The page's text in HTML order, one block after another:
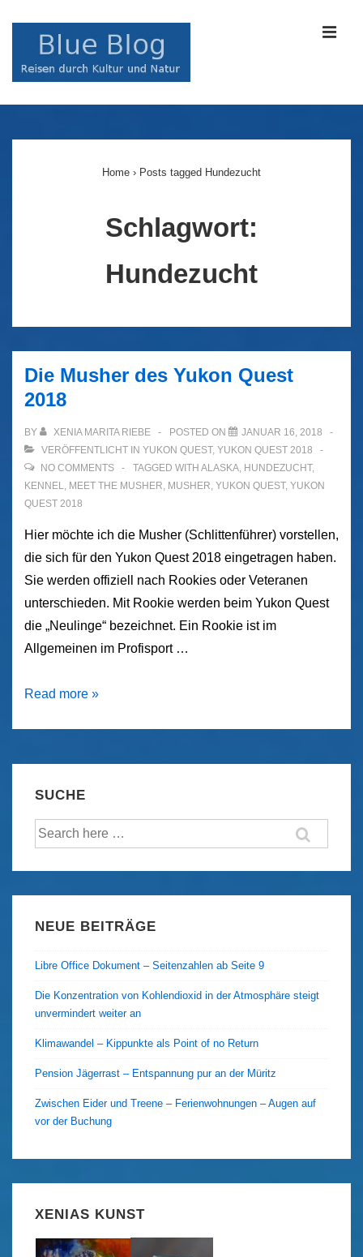
Navigation
Home › Posts tagged Hundezucht
Schlagwort:
Hundezucht
Die Musher des Yukon Quest
2018
BY XENIA MARITA RIEBE POSTED ON
JANUAR 16, 2018
VERÖFFENTLICHT IN YUKON QUEST, YUKON QUEST 2018
NO COMMENTS
TAGGED WITH ALASKA, HUNDEZUCHT,
KENNEL, MEET THE MUSHER, MUSHER, YUKON QUEST, YUKON
QUEST 2018
Hier möchte ich die Musher (Schlittenführer) vorstellen,
die sich für den Yukon Quest 2018 eingetragen haben.
Sie werden offiziell nach Rookies oder Veteranen
unterschieden. Mit Rookie werden beim Yukon Quest
die „Neulinge“ bezeichnet. Ein Rookie ist im
Allgemeinen im Profisport …
Die
Yukon
Read more »
SUCHE
Suche
NEUE BEITRÄGE
Libre Office Dokument – Seitenzahlen ab Seite 9
Die Konzentration von Kohlendioxid in der Atmosphäre steigt
unvermindert weiter an
Klimawandel – Kippunkte als Point of no Return
Pension Jägerrast – Entspannung pur an der Müritz
Zwischen Eider und Treene – Ferienwohnungen – Augen auf
vor der Buchung
XENIAS KUNST